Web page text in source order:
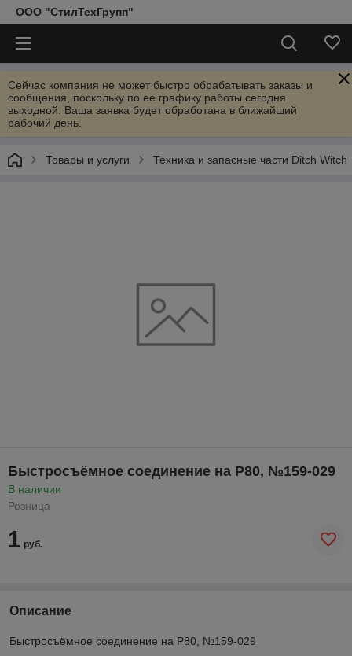
ООО "СтилТехГрупп"
Сейчас компания не может быстро обрабатывать заказы и
сообщения, поскольку по ее графику работы сегодня
выходной. Ваша заявка будет обработана в ближайший
рабочий день.
Товары и услуги Техника и запасные части Ditch Witch
Быстросъёмное соединение на Р80, №159-029
В наличии
Розница
1 руб.
Описание
Быстросъёмное соединение на Р80, №159-029